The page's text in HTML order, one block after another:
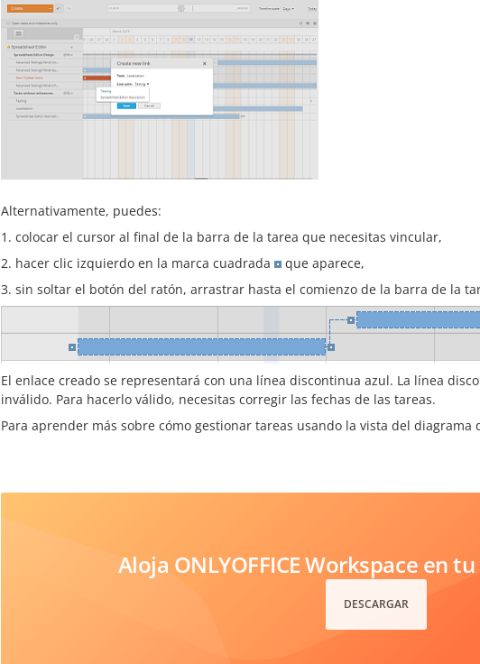
Alternativamente, puedes:
colocar el cursor al final de la barra de la tarea que necesitas vincular,
hacer clic izquierdo en la marca cuadrada
que aparece,
sin soltar el botón del ratón, arrastrar hasta el comienzo de la barra de la
El enlace creado se representará con una línea discontinua azul. La línea
inválido. Para hacerlo válido, necesitas corregir las fechas de las tareas.
Para aprender más sobre cómo gestionar tareas usando la vista del diagrama
Aloja ONLYOFFICE Workspace en
DESCARGAR